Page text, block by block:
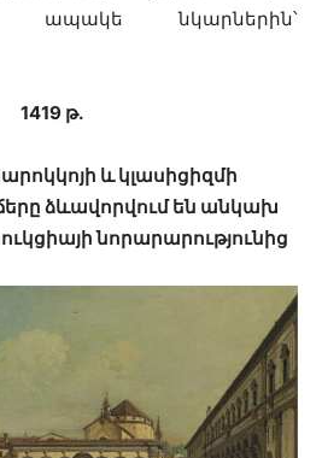
ապակե նկարներին՝
1419 թ․
և կլասիցիզմի
ձևավորվում են անկախ
նորարարությունից